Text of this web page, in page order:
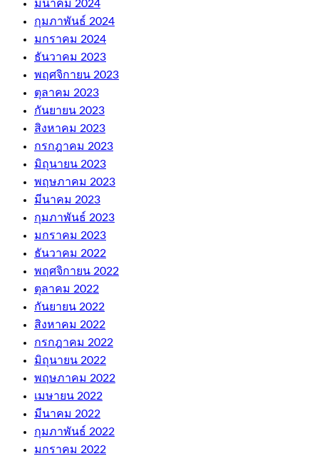
มีนาคม 2024
กุมภาพันธ์ 2024
มกราคม 2024
ธันวาคม 2023
พฤศจิกายน 2023
ตุลาคม 2023
กันยายน 2023
สิงหาคม 2023
กรกฎาคม 2023
มิถุนายน 2023
พฤษภาคม 2023
มีนาคม 2023
กุมภาพันธ์ 2023
มกราคม 2023
ธันวาคม 2022
พฤศจิกายน 2022
ตุลาคม 2022
กันยายน 2022
สิงหาคม 2022
กรกฎาคม 2022
มิถุนายน 2022
พฤษภาคม 2022
เมษายน 2022
มีนาคม 2022
กุมภาพันธ์ 2022
มกราคม 2022